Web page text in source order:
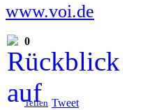
www.voi.de
0
Teilen Tweet